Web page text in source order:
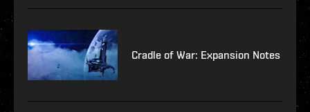
Cradle of War: Expansion Notes